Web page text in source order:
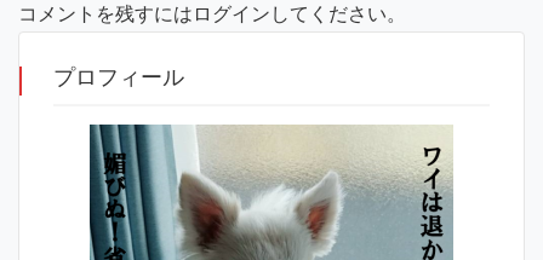
コメントを残すにはログインしてください。
プロフィール